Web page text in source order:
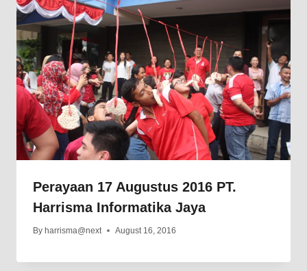
Perayaan 17 Augustus 2016 PT.
Harrisma Informatika Jaya
By harrisma@next August 16, 2016